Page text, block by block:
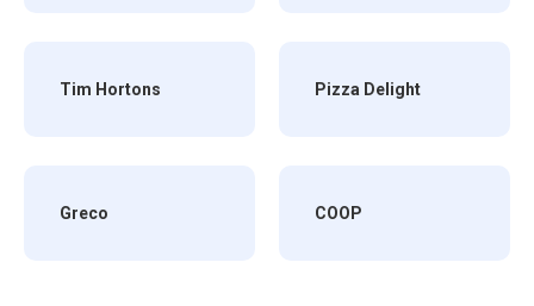
Tim Hortons Pizza Delight
Greco COOP